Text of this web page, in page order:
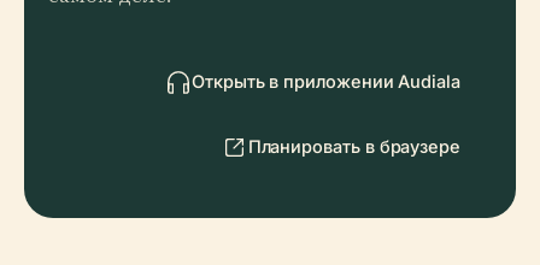
Открыть в приложении Audiala
Планировать в браузере